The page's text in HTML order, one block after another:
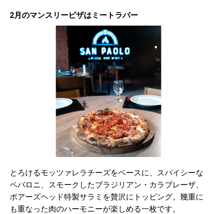
2月のマンスリーピザはミートラバー
とろけるモッツァレラチーズをベースに、スパイシーな
ペパロニ、スモークしたブラジリアン・カラブレーザ、
ボアーズヘッド特製サラミを贅沢にトッピング。幾重に
も重なった肉のハーモニーが楽しめる一枚です。